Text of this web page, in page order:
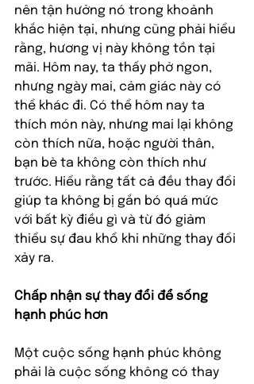
nên tận hưởng nó trong khoảnh
khắc hiện tại, nhưng cũng phải hiểu
rằng, hương vị này không tồn tại
mãi. Hôm nay, ta thấy phở ngon,
nhưng ngày mai, cảm giác này có
thể khác đi. Có thể hôm nay ta
thích món này, nhưng mai lại không
còn thích nữa, hoặc người thân,
bạn bè ta không còn thích như
trước. Hiểu rằng tất cả đều thay đổi
giúp ta không bị gắn bó quá mức
với bất kỳ điều gì và từ đó giảm
thiểu sự đau khổ khi những thay đổi
xảy ra.
Chấp nhận sự thay đổi để sống
hạnh phúc hơn
Một cuộc sống hạnh phúc không
phải là cuộc sống không có thay